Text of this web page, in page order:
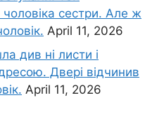
сестри. Але ж
April 11, 2026
див ні листи і
Двері відчинив
April 11, 2026